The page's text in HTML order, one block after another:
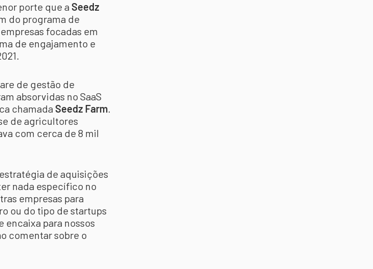
porte que a Seedz
do programa de
focadas em
de engajamento e
de gestão de
absorvidas no SaaS
chamada Seedz Farm.
de agricultores
com cerca de 8 mil
de aquisições
nada específico no
empresas para
ou do tipo de startups
encaixa para nossos
comentar sobre o